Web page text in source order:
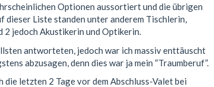
Optionen aussortiert und die übrigen
dieser Liste standen unter anderem Tischlerin,
2 jedoch Akustikerin und Optikerin.
antworteten, jedoch war ich massiv enttäuscht
abzusagen, denn dies war ja mein “Traumberuf”.
die letzten 2 Tage vor dem Abschluss-Valet bei